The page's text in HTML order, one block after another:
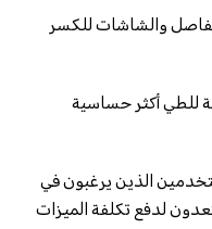
والشاشات للكسر
للطي أكثر حساسية
الذين يرغبون في
لدفع تكلفة الميزات